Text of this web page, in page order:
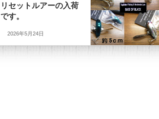
リセットルアーの入荷
です。
2026年5月24日